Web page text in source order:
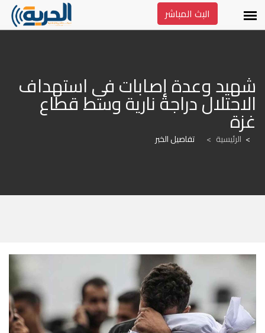
البث المباشر
الاحتلال دراجة نارية وسط قطاع
غزة
الرئيسية > تفاصيل الخبر